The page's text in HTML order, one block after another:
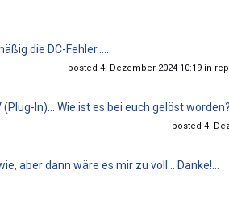
die DC-Fehler......
posted 4. Dezember 2024 10:19 in
In)... Wie ist es bei euch gelöst
posted 4.
aber dann wäre es mir zu voll… Danke!...